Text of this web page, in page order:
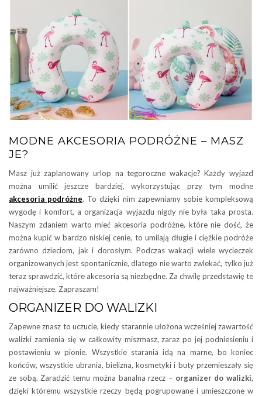
MODNE AKCESORIA PODRÓŻNE – MASZ
JE?
Masz już zaplanowany urlop na tegoroczne wakacje? Każdy wyjazd
można umilić jeszcze bardziej, wykorzystując przy tym modne
akcesoria podróżne. To dzięki nim zapewniamy sobie kompleksową
wygodę i komfort, a organizacja wyjazdu nigdy nie była taka prosta.
Naszym zdaniem warto mieć akcesoria podróżne, które nie dość, że
można kupić w bardzo niskiej cenie, to umilają długie i ciężkie podróże
zarówno dzieciom, jak i dorosłym. Podczas wakacji wiele wycieczek
organizowanych jest spontanicznie, dlatego nie warto zwlekać, tylko już
teraz sprawdzić, które akcesoria są niezbędne. Za chwilę przedstawię te
najważniejsze. Zapraszam!
ORGANIZER DO WALIZKI
Zapewne znasz to uczucie, kiedy starannie ułożona wcześniej zawartość
walizki zamienia się w całkowity miszmasz, zaraz po jej podniesieniu i
postawieniu w pionie. Wszystkie starania idą na marne, bo koniec
końców, wszystkie ubrania, bielizna, kosmetyki i buty przemieszały się
ze sobą. Zaradzić temu można banalna rzecz – organizer do walizki,
dzięki któremu wszystkie rzeczy będą pogrupowane i umieszczone w